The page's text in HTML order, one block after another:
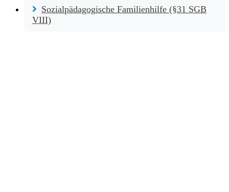
Sozialpädagogische Familienhilfe (§31 SGB
VIII)